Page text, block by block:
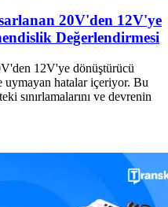
20V'den 12V'ye
Değerlendirmesi
12V'ye dönüştürücü
uymayan hatalar içeriyor. Bu
sınırlamalarını ve devrenin